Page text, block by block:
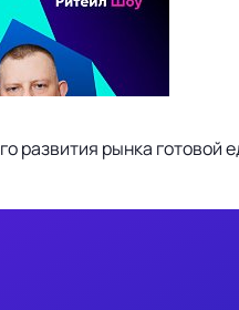
развития рынка готовой